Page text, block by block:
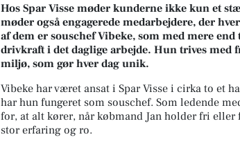
Hos Spar Visse møder kunderne ikke kun et
møder også engagerede medarbejdere, der
af dem er souschef Vibeke, som med mere
drivkraft i det daglige arbejde. Hun trives med
miljø, som gør hver dag unik.
Vibeke har været ansat i Spar Visse i cirka to et
har hun fungeret som souschef. Som ledende
for, at alt kører, når købmand Jan holder fri eller
stor erfaring og ro.